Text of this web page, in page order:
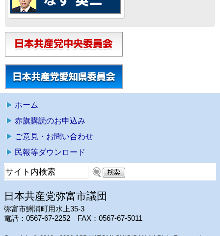
ホーム
赤旗購読のお申込み
ご意見・お問い合わせ
民報等ダウンロード
日本共産党弥富市議団
弥富市鯏浦町用水上35-3
電話：0567-67-2252 FAX：0567-67-5011